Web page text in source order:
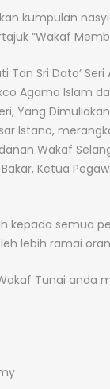
kumpulan
“Wakaf
Sri Dato’
Agama Islam
Yang
Istana,
Wakaf
Ketua
kepada semua
lebih ramai
Tunai anda